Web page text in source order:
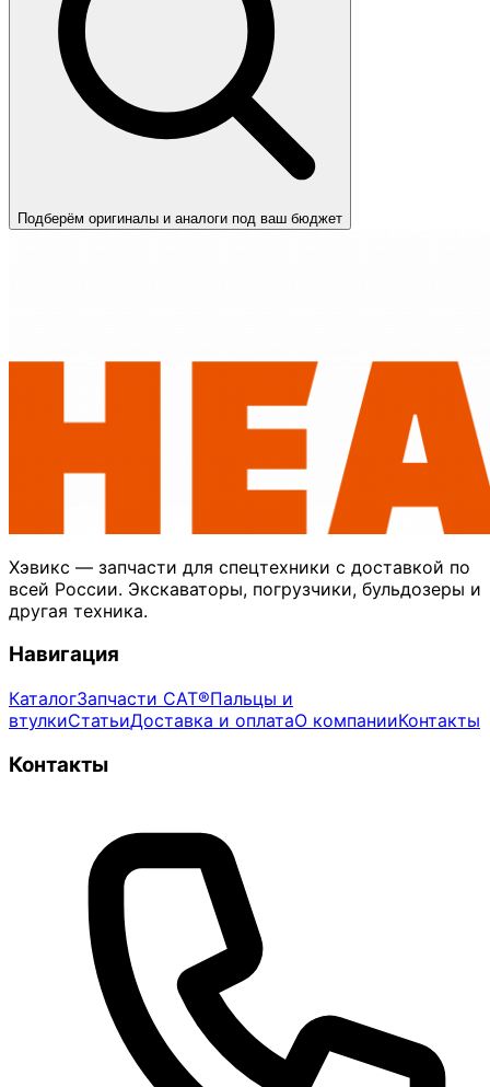
Подберём оригиналы и аналоги под ваш бюджет
Хэвикс — запчасти для спецтехники с доставкой по
всей России. Экскаваторы, погрузчики, бульдозеры и
другая техника.
Навигация
КаталогЗапчасти CAT®Пальцы и
втулкиСтатьиДоставка и оплатаО компанииКонтакты
Контакты